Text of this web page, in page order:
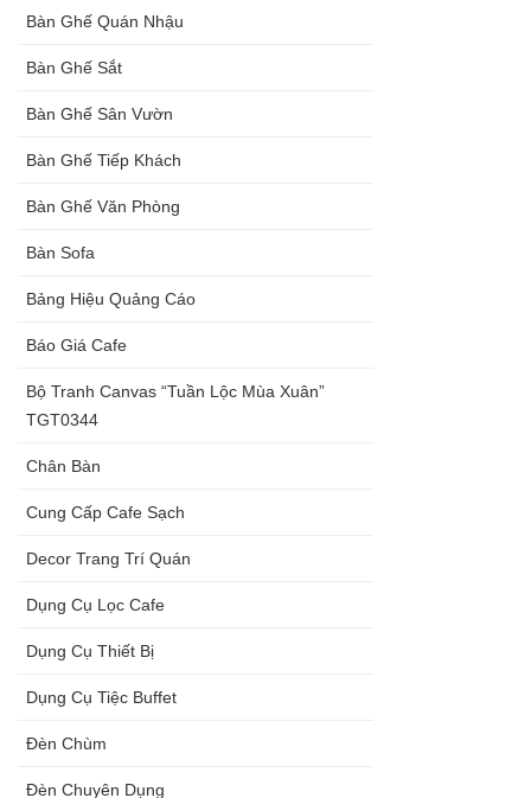
Bàn Ghế Quán Nhậu
Bàn Ghế Sắt
Bàn Ghế Sân Vườn
Bàn Ghế Tiếp Khách
Bàn Ghế Văn Phòng
Bàn Sofa
Bảng Hiệu Quảng Cáo
Báo Giá Cafe
Bộ Tranh Canvas “Tuần Lộc Mùa Xuân”
TGT0344
Chân Bàn
Cung Cấp Cafe Sạch
Decor Trang Trí Quán
Dụng Cụ Lọc Cafe
Dụng Cụ Thiết Bị
Dụng Cụ Tiệc Buffet
Đèn Chùm
Đèn Chuyên Dụng